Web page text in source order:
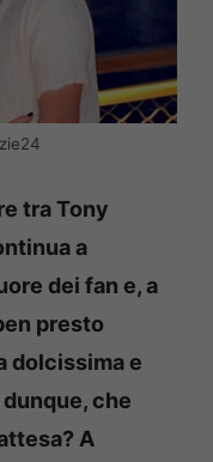
tra Tony
a
dei fan e, a
presto
dolcissima e
che
A